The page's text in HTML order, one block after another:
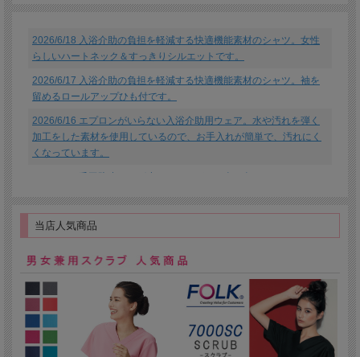
2026/6/18 入浴介助の負担を軽減する快適機能素材のシャツ。女性
らしいハートネック＆すっきりシルエットです。
2026/6/17 入浴介助の負担を軽減する快適機能素材のシャツ。袖を
留めるロールアップひも付です。
2026/6/16 エプロンがいらない入浴介助用ウェア。水や汚れを弾く
加工をした素材を使用しているので、お手入れが簡単で、汚れにく
くなっています。
2026/6/12 便利なポケット付きカーディガン。毛玉ができにくい抗
ピル加工。静電気防止加工も施しました。
2026/6/11 便利なポケット付きカーディガン。毛玉ができにくい抗
ピル加工。
2026/6/10 毛玉防止加工丸首カーディガン。安心の日本製です。
2026/6/9 ロングタイプのVネックカーディガン。素材は柔らかく、
中肉の素材感です。
2026/6/8 レギュラー丈のVネックカーディガン。全１２色です。
当店人気商品